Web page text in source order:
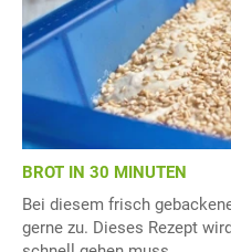
BROT IN 30 MINUTEN
Bei diesem frisch
gerne zu. Dieses Rezept